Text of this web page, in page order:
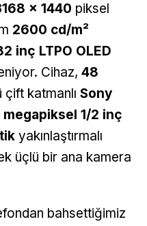
x 1440 piksel
2600 cd/m²
inç LTPO OLED
Cihaz, 48
katmanlı Sony
megapiksel 1/2 inç
yakınlaştırmalı
üçlü bir ana kamera
bahsettiğimiz